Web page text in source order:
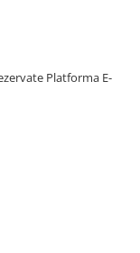
Platforma E-